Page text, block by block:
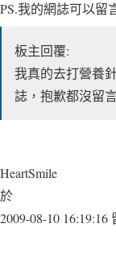
PS.我的網誌可以留
板主回覆:
我真的去打營養
誌，抱歉都沒留
HeartSmile
於
2009-08-10 16:19:16